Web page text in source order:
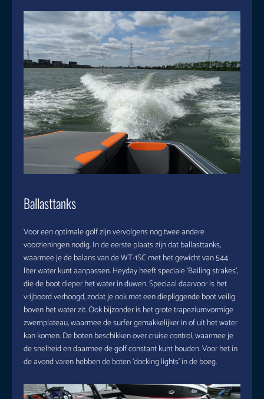
Ballasttanks
Voor een optimale golf zijn vervolgens nog twee andere
voorzieningen nodig. In de eerste plaats zijn dat ballasttanks,
waarmee je de balans van de WT-1SC met het gewicht van 544
liter water kunt aanpassen. Heyday heeft speciale ‘Bailing strakes’,
die de boot dieper het water in duwen. Speciaal daarvoor is het
vrijboord verhoogd, zodat je ook met een diepliggende boot veilig
boven het water zit. Ook bijzonder is het grote trapeziumvormige
zwemplateau, waarmee de surfer gemakkelijker in of uit het water
kan komen. De boten beschikken over cruise control, waarmee je
de snelheid en daarmee de golf constant kunt houden. Voor het in
de avond varen hebben de boten ‘docking lights’ in de boeg.